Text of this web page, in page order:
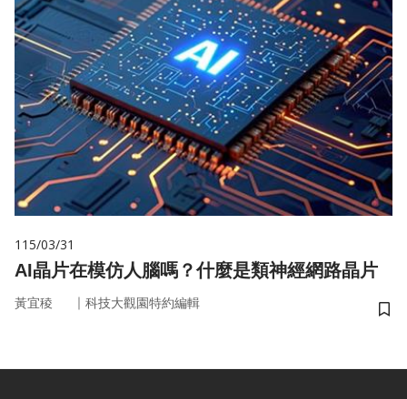
115/03/31
AI晶片在模仿人腦嗎？什麼是類神經網路晶片
黃宜稜 ｜ 科技大觀園特約編輯
儲